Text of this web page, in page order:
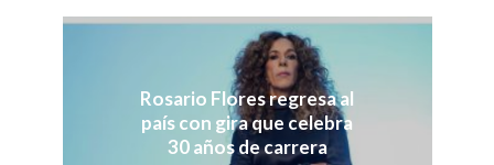
Rosario Flores regresa al
país con gira que celebra
30 años de carrera